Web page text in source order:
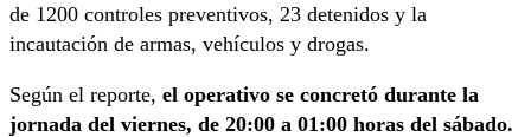
de 1200 controles preventivos, 23 detenidos y la
incautación de armas, vehículos y drogas.
Según el reporte, el operativo se concretó durante la
jornada del viernes, de 20:00 a 01:00 horas del sábado.